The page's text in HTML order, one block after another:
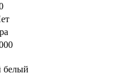
белый